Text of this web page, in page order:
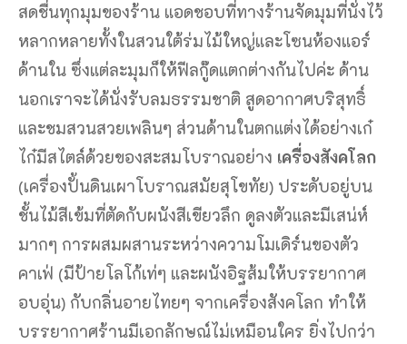
สดชื่นทุกมุมของร้าน แอดชอบที่ทางร้านจัดมุมที่นั่งไว้
หลากหลายทั้งในสวนใต้ร่มไม้ใหญ่และโซนห้องแอร์
ด้านใน ซึ่งแต่ละมุมก็ให้ฟีลกู๊ดแตกต่างกันไปค่ะ ด้าน
นอกเราจะได้นั่งรับลมธรรมชาติ สูดอากาศบริสุทธิ์
และชมสวนสวยเพลินๆ ส่วนด้านในตกแต่งได้อย่างเก๋
ไก๋มีสไตล์ด้วยของสะสมโบราณอย่าง เครื่องสังคโลก
(เครื่องปั้นดินเผาโบราณสมัยสุโขทัย) ประดับอยู่บน
ชั้นไม้สีเข้มที่ตัดกับผนังสีเขียวลึก ดูลงตัวและมีเสน่ห์
มากๆ การผสมผสานระหว่างความโมเดิร์นของตัว
คาเฟ่ (มีป้ายโลโก้เท่ๆ และผนังอิฐส้มให้บรรยากาศ
อบอุ่น) กับกลิ่นอายไทยๆ จากเครื่องสังคโลก ทำให้
บรรยากาศร้านมีเอกลักษณ์ไม่เหมือนใคร ยิ่งไปกว่า